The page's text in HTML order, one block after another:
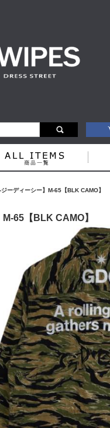
ジーディーシー】M-65【BLK CAMO】
M-65【BLK CAMO】